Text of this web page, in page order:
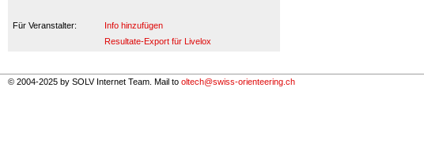
Für Veranstalter:
Info hinzufügen
Resultate-Export für Livelox
© 2004-2025 by SOLV Internet Team. Mail to oltech@swiss-orienteering.ch